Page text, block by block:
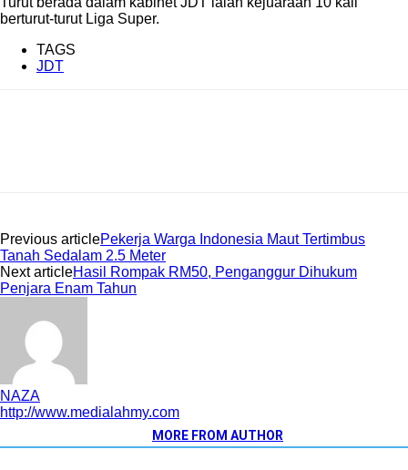
berturut-turut Liga Super.
TAGS
JDT
Previous articlePekerja Warga Indonesia Maut Tertimbus
Tanah Sedalam 2.5 Meter
Next articleHasil Rompak RM50, Penganggur Dihukum
Penjara Enam Tahun
NAZA
http://www.medialahmy.com
MORE FROM AUTHOR